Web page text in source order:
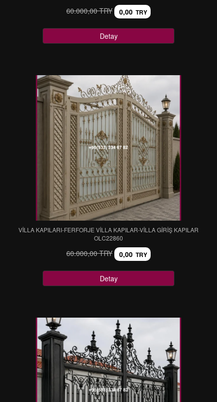
60.000,00 TRY 0,00 TRY
Detay
VİLLA KAPILARI-FERFORJE VİLLA KAPILAR-VİLLA GİRİŞ KAPILAR
OLC22860
60.000,00 TRY 0,00 TRY
Detay